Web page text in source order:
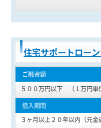
住宅サポートロー
５００万円以下 （１万円単
３ヶ月以上２０年以内（元金